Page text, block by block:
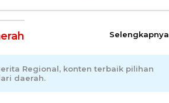
Selengkapnya
Regional, konten terbaik pilihan
daerah.